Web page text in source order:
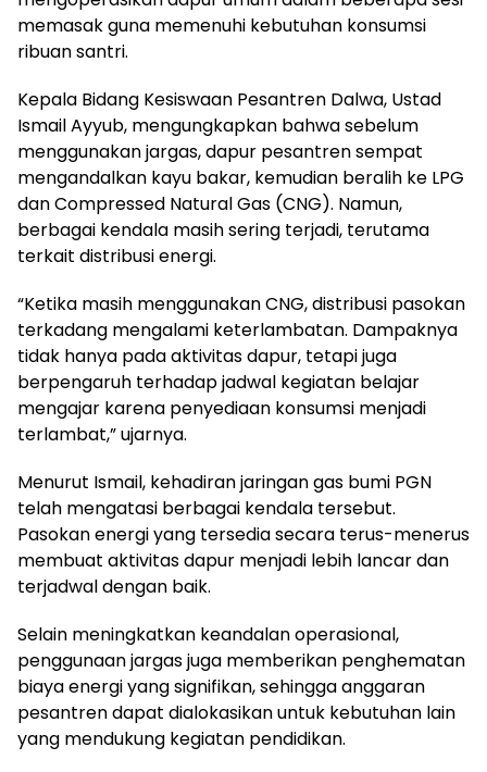
memasak guna memenuhi kebutuhan konsumsi
ribuan santri.
Kepala Bidang Kesiswaan Pesantren Dalwa, Ustad
Ismail Ayyub, mengungkapkan bahwa sebelum
menggunakan jargas, dapur pesantren sempat
mengandalkan kayu bakar, kemudian beralih ke LPG
dan Compressed Natural Gas (CNG). Namun,
berbagai kendala masih sering terjadi, terutama
terkait distribusi energi.
“Ketika masih menggunakan CNG, distribusi pasokan
terkadang mengalami keterlambatan. Dampaknya
tidak hanya pada aktivitas dapur, tetapi juga
berpengaruh terhadap jadwal kegiatan belajar
mengajar karena penyediaan konsumsi menjadi
terlambat,” ujarnya.
Menurut Ismail, kehadiran jaringan gas bumi PGN
telah mengatasi berbagai kendala tersebut.
Pasokan energi yang tersedia secara terus-menerus
membuat aktivitas dapur menjadi lebih lancar dan
terjadwal dengan baik.
Selain meningkatkan keandalan operasional,
penggunaan jargas juga memberikan penghematan
biaya energi yang signifikan, sehingga anggaran
pesantren dapat dialokasikan untuk kebutuhan lain
yang mendukung kegiatan pendidikan.